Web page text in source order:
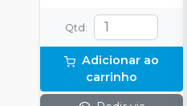
Qtd :
Adicionar ao
carrinho